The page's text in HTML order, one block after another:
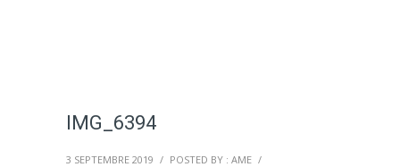
IMG_6394
3 SEPTEMBRE 2019 / POSTED BY : AME /